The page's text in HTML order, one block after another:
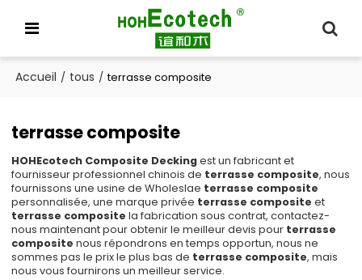
Accueil / tous / terrasse composite
terrasse composite
HOHEcotech Composite Deckingest un fabricant et
fournisseur professionnel chinois de terrasse composite, nous
fournissons une usine de Wholeslae terrasse composite
personnalisée, une marque privée terrasse composite et
terrasse composite la fabrication sous contrat, contactez-
nous maintenant pour obtenir le meilleur devis pour terrasse
composite nous répondrons en temps opportun, nous ne
sommes pas le prix le plus bas de terrasse composite, mais
nous vous fournirons un meilleur service.